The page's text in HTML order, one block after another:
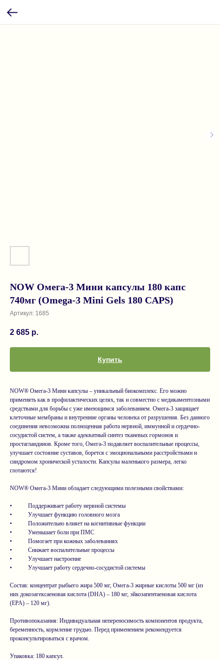
NOW Омега-3 Мини капсулы 180 капс
740мг (Omega-3 Mini Gels 180 CAPS)
Артикул: 1685
2 685 р.
Купить
NOW® Омега-3 Мини капсулы – уникальный биокомплекс. Его можно
применять как в профилактических целях, так и совместно с медикаментозными
средствами для борьбы с уже имеющимся заболеванием. Омега-3 защищает
клеточные мембраны и внутренние органы человека от разрушения. Без данного
соединения невозможна полноценная работа нервной, иммунной и сердечно-
сосудистой систем, а также адекватный синтез тканевых гормонов и
простагландинов. Кроме того, Омега-3 подавляет воспалительные процессы,
улучшает состояние суставов, борется с эмоциональными расстройствами и
синдромом хронической усталости. Капсулы маленького размера, легко
глотаются!
NOW® Омега-3 Мини обладает следующими полезными свойствами:
• Поддерживает работу нервной системы
• Улучшает функцию головного мозга
• Положительно влияет на когнитивные функции
• Уменьшает боли при ПМС
• Помогает при кожных заболеваниях
• Снижает воспалительные процессы
• Улучшает настроение
• Улучшает работу сердечно-сосудистой системы
Состав: концентрат рыбьего жира 500 мг, Омега-3 жирные кислоты 500 мг (из
них докозагексаеновая кислота (DHA) – 180 мг, эйкозапентаеновая кислота
(EPA) – 120 мг).
Противопоказания: Индивидуальная непереносимость компонентов продукта,
беременность, кормление грудью. Перед применением рекомендуется
проконсультироваться с врачом.
Упаковка: 180 капсул.